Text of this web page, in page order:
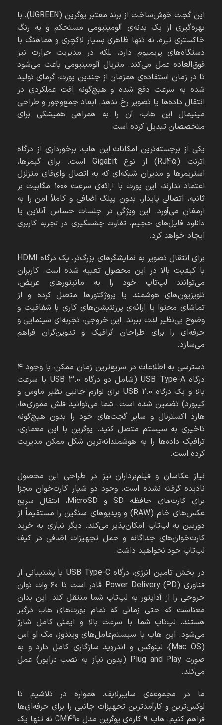
این گجت خوش‌ساخت از برند معتبر یوگرین (UGREEN)، با
بهره‌گیری از یک بدنه‌ی آلومینیومی مستحکم و به رنگ
خاکستری تیره، نه تنها ظاهری بسیار لاکچری و هماهنگ با
دستگاه‌های پریمیوم دارد، بلکه در مدیریت حرارت نیز
فوق‌العاده عمل می‌کند. متریال آلومینیومی باعث می‌شود
تا در زمان استفاده‌ی همزمان از چندین پورت، گرمای تولید
شده به سرعت دفع شده و هیچ‌گونه افت عملکردی در
انتقال داده‌ها یا تصویر رخ ندهد. ابعاد جمع‌وجور و طراحی
مینیمال این هاب، آن را به همراهی همیشگی برای
متخصصان تبدیل کرده است.
یکی از برجسته‌ترین امکانات این هاب، برخورداری از درگاه
اترنت (RJ45) از نوع Gigabit است. برای گیمرها،
استریمرها و مدیران شبکه‌ای که به اتصال وای‌فای متزلزل
اعتماد ندارند، این پورت با ارائه‌ی سرعت ۱۰۰۰ مگابیت بر
ثانیه، اتصالی پایدار، بدون پینگ اضافی و کاملاً امن را به
ارمغان می‌آورد. این ویژگی در جلسات حساس آنلاین یا
دانلود فایل‌های حجیم، تفاوت چشمگیری در تجربه کاربری
ایجاد خواهد کرد.
برای انتقال تصویر به نمایشگرهای بزرگ‌تر، یک درگاه HDMI
با کیفیت بالا در این محصول تعبیه شده است. کاربران
می‌توانند لپ‌تاپ خود را به مانیتورهای عریض،
تلویزیون‌های هوشمند یا پروژکتورها متصل کرده و از
تماشای محتوا یا ارائه‌ی پرزنتیشن‌های کاری با شفافیت و
وضوح بی‌نظیر لذت ببرند. این خروجی، تجربه‌ای سینمایی و
حرفه‌ای را برای طراحان گرافیک و تدوین‌گران فراهم
می‌سازد.
دسترسی به اطلاعات در سریع‌ترین زمان ممکن، با وجود ۴
درگاه USB Type-A (شامل دو درگاه USB 3.0 با سرعت
بالا و یک درگاه USB 2.0 برای لوازم جانبی نظیر ماوس و
کیبورد) تضمین شده است. شما می‌توانید فلش مموری‌ها،
هارد اکسترنال و سایر گجت‌های خود را بدون هیچ‌گونه
تاخیری به سیستم متصل کنید. یوگرین با این معماری،
ترافیک داده‌ها را به هوشمندانه‌ترین شکل ممکن مدیریت
کرده است.
نیاز عکاسان و فیلم‌برداران نیز در طراحی این محصول
نادیده گرفته نشده است. وجود دو شیار کارت‌خوان مجزا
برای کارت‌های حافظه SD و MicroSD، انتقال سریع
عکس‌های خام (RAW) و ویدیوهای سنگین را مستقیماً از
دوربین به لپ‌تاپ امکان‌پذیر می‌کند. دیگر نیازی به خرید
کارت‌خوان‌های جداگانه و حمل تجهیزات اضافی در کیف
لپ‌تاپ خود نخواهید داشت.
در بخش تامین انرژی، درگاه USB Type-C با پشتیبانی از
فناوری Power Delivery (PD) قادر است تا ۶۰ وات توان
خروجی را از آداپتور به لپ‌تاپ شما منتقل کند. این بدان
معناست که حتی زمانی که تمام پورت‌های هاب درگیر
هستند، لپ‌تاپ شما با سرعت بالا و ایمنی کامل شارژ
می‌شود. این هاب با سیستم‌عامل‌های ویندوز، مک او اس
(Mac OS)، لینوکس و اندروید سازگاری کامل دارد و به
صورت Plug and Play (بدون نیاز به نصب درایور) عمل
می‌کند.
ما در مجموعه‌ی سایبرلایف، همواره در تلاشیم تا
لوکس‌ترین و کارآمدترین تجهیزات جانبی را برای حرفه‌ای‌ها
فراهم کنیم. هاب ۹ کاره‌ی یوگرین مدل CM490 نه تنها یک